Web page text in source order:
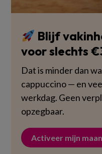
Blijf
voor slechts
Dat is minder dan
cappuccino — en
werkdag. Geen
opzegbaar.
Activeer mijn